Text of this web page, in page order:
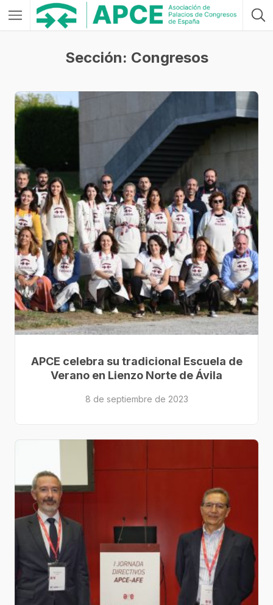
Sección: Congresos
APCE celebra su tradicional Escuela de
Verano en Lienzo Norte de Ávila
8 de septiembre de 2023